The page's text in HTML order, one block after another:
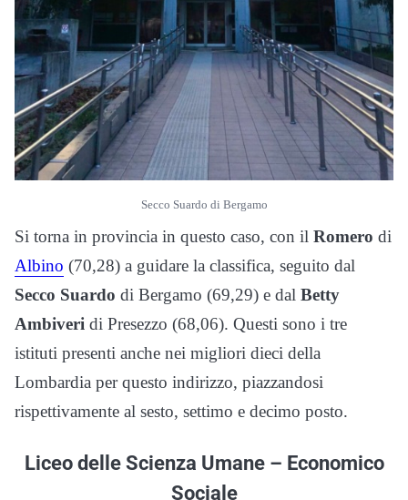
Secco Suardo di Bergamo
Si torna in provincia in questo caso, con il Romero di
Albino (70,28) a guidare la classifica, seguito dal
Secco Suardo di Bergamo (69,29) e dal Betty
Ambiveri di Presezzo (68,06). Questi sono i tre
istituti presenti anche nei migliori dieci della
Lombardia per questo indirizzo, piazzandosi
rispettivamente al sesto, settimo e decimo posto.
Liceo delle Scienza Umane – Economico
Sociale